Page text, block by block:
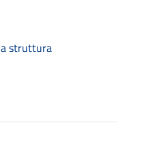
struttura